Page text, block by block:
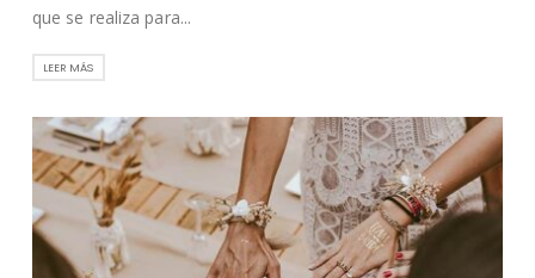
que se realiza para...
LEER MÁS